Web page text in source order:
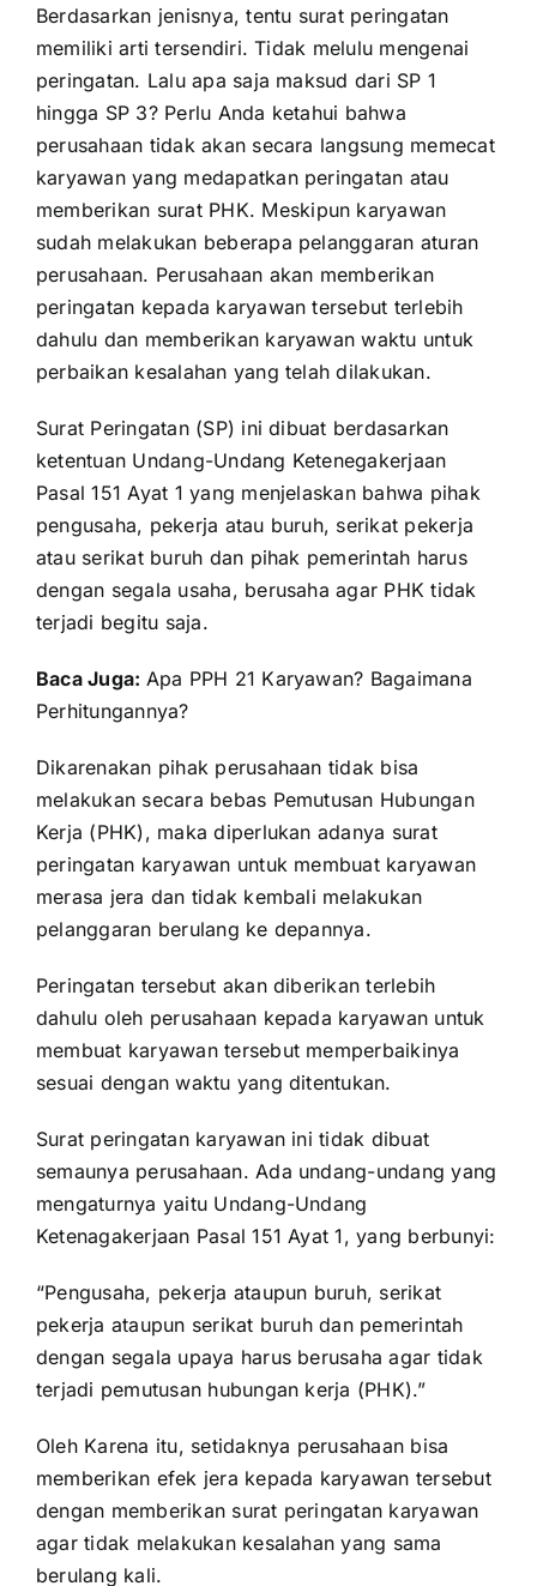
Berdasarkan jenisnya, tentu surat peringatan
memiliki arti tersendiri. Tidak melulu mengenai
peringatan. Lalu apa saja maksud dari SP 1
hingga SP 3? Perlu Anda ketahui bahwa
perusahaan tidak akan secara langsung memecat
karyawan yang medapatkan peringatan atau
memberikan surat PHK. Meskipun karyawan
sudah melakukan beberapa pelanggaran aturan
perusahaan. Perusahaan akan memberikan
peringatan kepada karyawan tersebut terlebih
dahulu dan memberikan karyawan waktu untuk
perbaikan kesalahan yang telah dilakukan.
Surat Peringatan (SP) ini dibuat berdasarkan
ketentuan Undang-Undang Ketenegakerjaan
Pasal 151 Ayat 1 yang menjelaskan bahwa pihak
pengusaha, pekerja atau buruh, serikat pekerja
atau serikat buruh dan pihak pemerintah harus
dengan segala usaha, berusaha agar PHK tidak
terjadi begitu saja.
Baca Juga: Apa PPH 21 Karyawan? Bagaimana
Perhitungannya?
Dikarenakan pihak perusahaan tidak bisa
melakukan secara bebas Pemutusan Hubungan
Kerja (PHK), maka diperlukan adanya surat
peringatan karyawan untuk membuat karyawan
merasa jera dan tidak kembali melakukan
pelanggaran berulang ke depannya.
Peringatan tersebut akan diberikan terlebih
dahulu oleh perusahaan kepada karyawan untuk
membuat karyawan tersebut memperbaikinya
sesuai dengan waktu yang ditentukan.
Surat peringatan karyawan ini tidak dibuat
semaunya perusahaan. Ada undang-undang yang
mengaturnya yaitu Undang-Undang
Ketenagakerjaan Pasal 151 Ayat 1, yang berbunyi:
“Pengusaha, pekerja ataupun buruh, serikat
pekerja ataupun serikat buruh dan pemerintah
dengan segala upaya harus berusaha agar tidak
terjadi pemutusan hubungan kerja (PHK).”
Oleh Karena itu, setidaknya perusahaan bisa
memberikan efek jera kepada karyawan tersebut
dengan memberikan surat peringatan karyawan
agar tidak melakukan kesalahan yang sama
berulang kali.